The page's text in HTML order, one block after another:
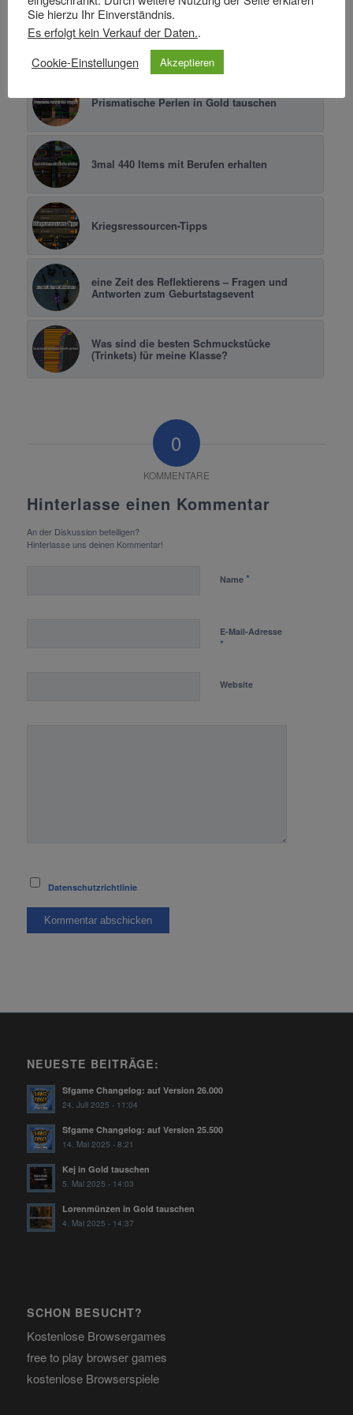
Artefaktmacht für Patch 8.3 vorfarmen
Prismatische Perlen in Gold tauschen
3mal 440 Items mit Berufen erhalten
Kriegsressourcen-Tipps
eine Zeit des Reflektierens – Fragen und
Antworten zum Geburtstagsevent
Was sind die besten Schmuckstücke
(Trinkets) für meine Klasse?
0
KOMMENTARE
Hinterlasse einen Kommentar
An der Diskussion beteiligen?
Hinterlasse uns deinen Kommentar!
Name *
E-Mail-Adresse
*
Website
Datenschutzrichtlinie
NEUESTE BEITRÄGE:
Sfgame Changelog: auf Version 26.000
24. Juli 2025 - 11:04
Sfgame Changelog: auf Version 25.500
14. Mai 2025 - 8:21
Kej in Gold tauschen
5. Mai 2025 - 14:03
Lorenmünzen in Gold tauschen
4. Mai 2025 - 14:37
SCHON BESUCHT?
Kostenlose Browsergames
free to play browser games
kostenlose Browserspiele
Sie hierzu Ihr Einverständnis.
Es erfolgt kein Verkauf der Daten..
Cookie-Einstellungen
Akzeptieren